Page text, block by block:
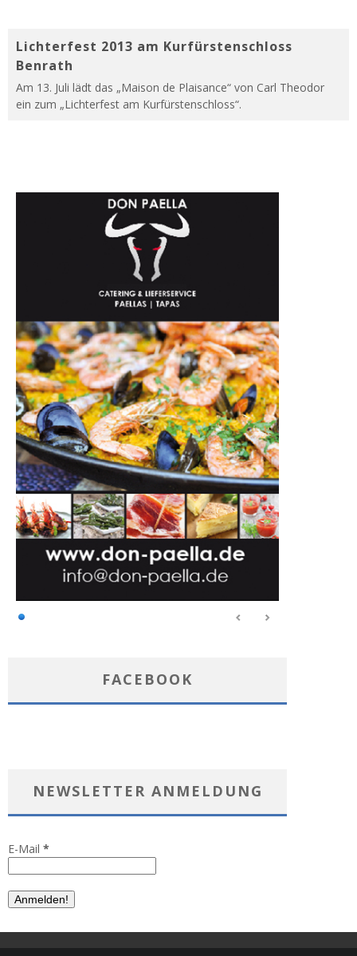
Lichterfest 2013 am Kurfürstenschloss
Benrath
Am 13. Juli lädt das „Maison de Plaisance“ von Carl Theodor
ein zum „Lichterfest am Kurfürstenschloss“.
FACEBOOK
NEWSLETTER ANMELDUNG
E-Mail *